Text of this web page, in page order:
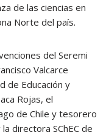
de las ciencias en
Norte del país.
del Seremi
Valcarce
de Educación y
Rojas, el
de Chile y tesorero
directora SChEC de